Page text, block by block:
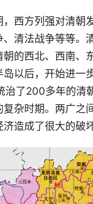
西方列强对清朝
清法战争等等。
的西北、西南、
以后，开始进一
治了200多年的清
杂时期。两广之
造成了很大的破坏